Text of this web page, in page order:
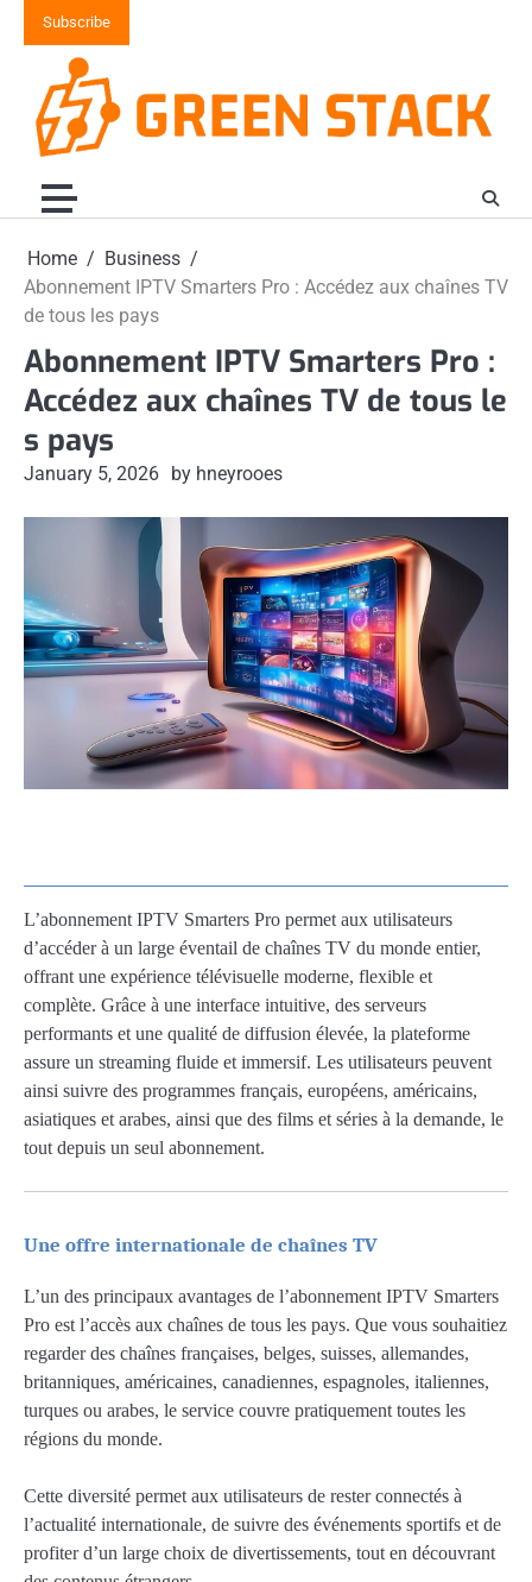
Subscribe
Home
Business
Abonnement IPTV Smarters Pro : Accédez aux chaînes TV
de tous les pays
Abonnement IPTV Smarters Pro :
Accédez aux chaînes TV de tous le
s pays
January 5, 2026 by hneyrooes
L’abonnement IPTV Smarters Pro permet aux utilisateurs
d’accéder à un large éventail de chaînes TV du monde entier,
offrant une expérience télévisuelle moderne, flexible et
complète. Grâce à une interface intuitive, des serveurs
performants et une qualité de diffusion élevée, la plateforme
assure un streaming fluide et immersif. Les utilisateurs peuvent
ainsi suivre des programmes français, européens, américains,
asiatiques et arabes, ainsi que des films et séries à la demande, le
tout depuis un seul abonnement.
Une offre internationale de chaînes TV
L’un des principaux avantages de l’abonnement IPTV Smarters
Pro est l’accès aux chaînes de tous les pays. Que vous souhaitiez
regarder des chaînes françaises, belges, suisses, allemandes,
britanniques, américaines, canadiennes, espagnoles, italiennes,
turques ou arabes, le service couvre pratiquement toutes les
régions du monde.
Cette diversité permet aux utilisateurs de rester connectés à
l’actualité internationale, de suivre des événements sportifs et de
profiter d’un large choix de divertissements, tout en découvrant